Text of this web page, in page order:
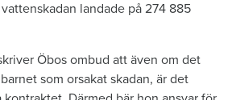
landade på 274 885
Öbos ombud att även om det
som orsakat skadan, är det